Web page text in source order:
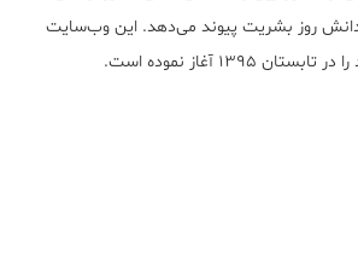
دانش روز بشریت پیوند می‌دهد. این وب‌سایت
۱۳۹۵ آغاز نموده است.